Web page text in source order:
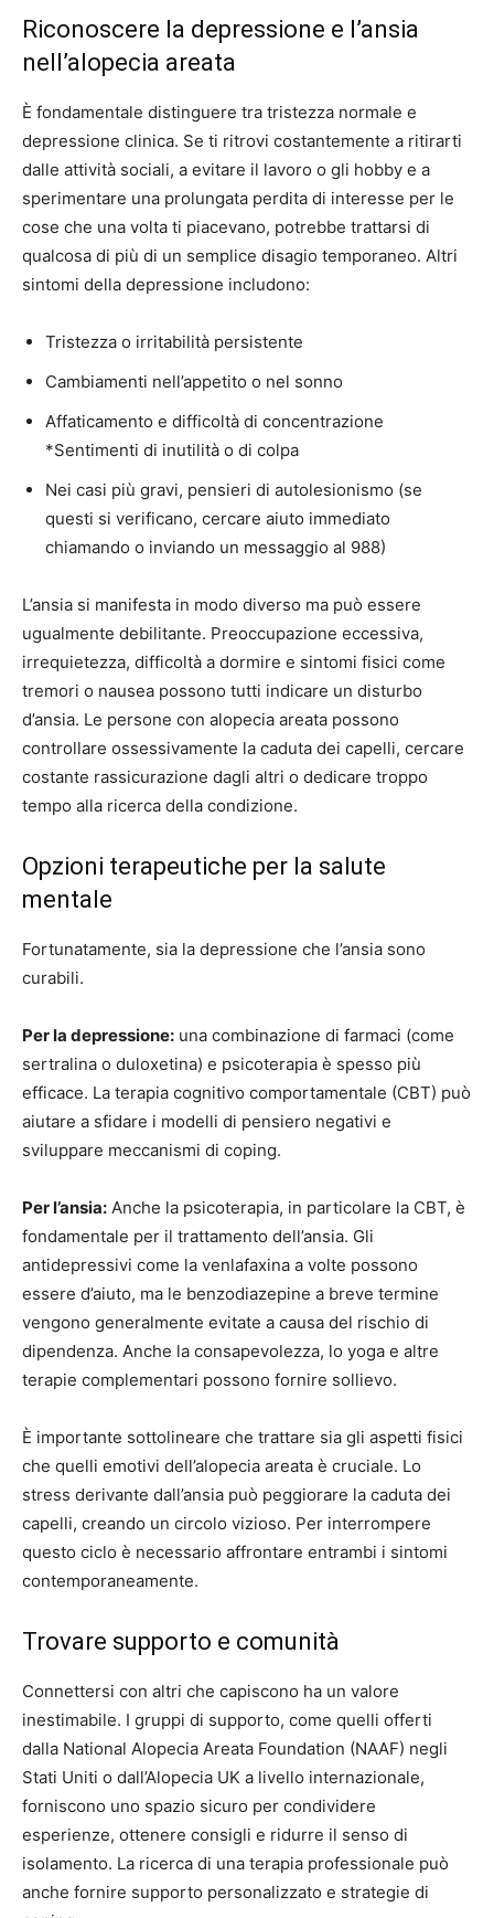
Riconoscere la depressione e l’ansia
nell’alopecia areata
È fondamentale distinguere tra tristezza normale e
depressione clinica. Se ti ritrovi costantemente a ritirarti
dalle attività sociali, a evitare il lavoro o gli hobby e a
sperimentare una prolungata perdita di interesse per le
cose che una volta ti piacevano, potrebbe trattarsi di
qualcosa di più di un semplice disagio temporaneo. Altri
sintomi della depressione includono:
Tristezza o irritabilità persistente
Cambiamenti nell’appetito o nel sonno
Affaticamento e difficoltà di concentrazione
*Sentimenti di inutilità o di colpa
Nei casi più gravi, pensieri di autolesionismo (se
questi si verificano, cercare aiuto immediato
chiamando o inviando un messaggio al 988)
L’ansia si manifesta in modo diverso ma può essere
ugualmente debilitante. Preoccupazione eccessiva,
irrequietezza, difficoltà a dormire e sintomi fisici come
tremori o nausea possono tutti indicare un disturbo
d’ansia. Le persone con alopecia areata possono
controllare ossessivamente la caduta dei capelli, cercare
costante rassicurazione dagli altri o dedicare troppo
tempo alla ricerca della condizione.
Opzioni terapeutiche per la salute
mentale
Fortunatamente, sia la depressione che l’ansia sono
curabili.
Per la depressione: una combinazione di farmaci (come
sertralina o duloxetina) e psicoterapia è spesso più
efficace. La terapia cognitivo comportamentale (CBT) può
aiutare a sfidare i modelli di pensiero negativi e
sviluppare meccanismi di coping.
Per l’ansia: Anche la psicoterapia, in particolare la CBT, è
fondamentale per il trattamento dell’ansia. Gli
antidepressivi come la venlafaxina a volte possono
essere d’aiuto, ma le benzodiazepine a breve termine
vengono generalmente evitate a causa del rischio di
dipendenza. Anche la consapevolezza, lo yoga e altre
terapie complementari possono fornire sollievo.
È importante sottolineare che trattare sia gli aspetti fisici
che quelli emotivi dell’alopecia areata è cruciale. Lo
stress derivante dall’ansia può peggiorare la caduta dei
capelli, creando un circolo vizioso. Per interrompere
questo ciclo è necessario affrontare entrambi i sintomi
contemporaneamente.
Trovare supporto e comunità
Connettersi con altri che capiscono ha un valore
inestimabile. I gruppi di supporto, come quelli offerti
dalla National Alopecia Areata Foundation (NAAF) negli
Stati Uniti o dall’Alopecia UK a livello internazionale,
forniscono uno spazio sicuro per condividere
esperienze, ottenere consigli e ridurre il senso di
isolamento. La ricerca di una terapia professionale può
anche fornire supporto personalizzato e strategie di